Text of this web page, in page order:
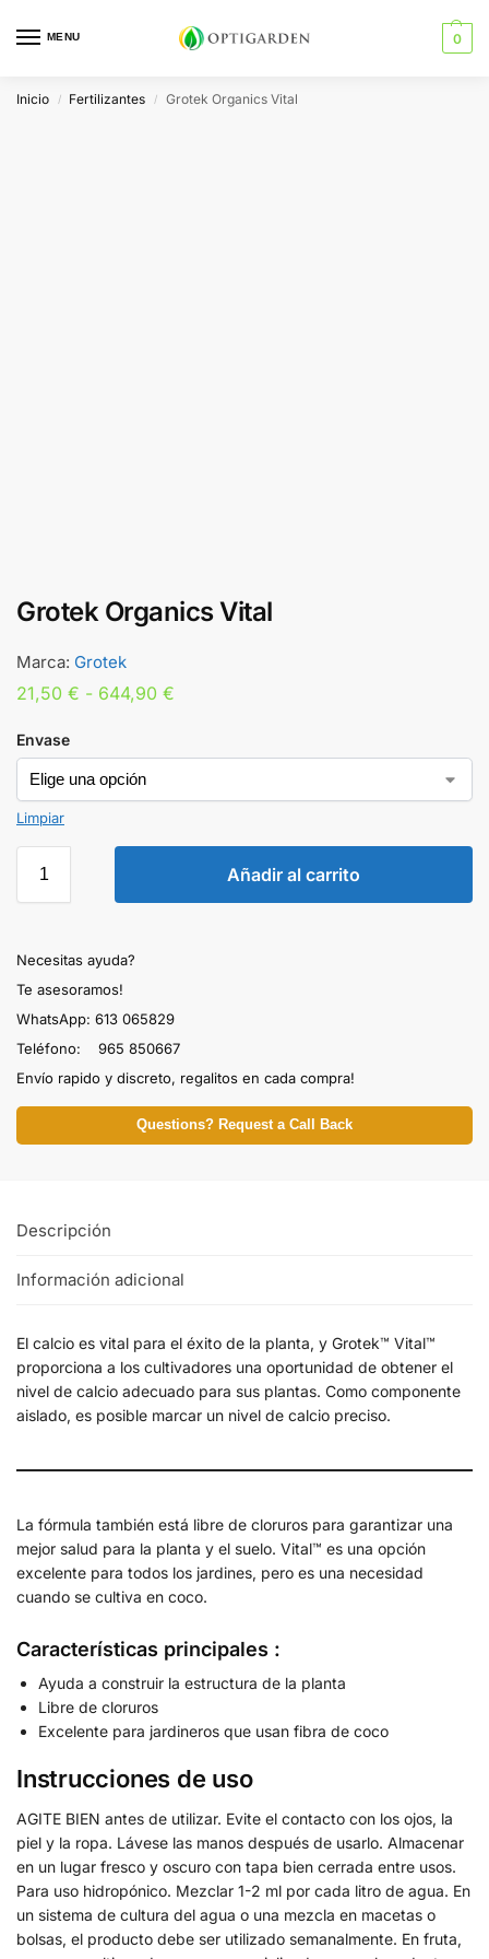
MENU 0
Inicio / Fertilizantes / Grotek Organics Vital
Grotek Organics Vital
Marca: Grotek
21,50 € - 644,90 €
Envase
Limpiar
Añadir al carrito
Necesitas ayuda?
Te asesoramos!
WhatsApp: 613 065829
Teléfono: 965 850667
Envío rapido y discreto, regalitos en cada compra!
Questions? Request a Call Back
Descripción
Información adicional
El calcio es vital para el éxito de la planta, y Grotek™ Vital™
proporciona a los cultivadores una oportunidad de obtener el
nivel de calcio adecuado para sus plantas. Como componente
aislado, es posible marcar un nivel de calcio preciso.
La fórmula también está libre de cloruros para garantizar una
mejor salud para la planta y el suelo. Vital™ es una opción
excelente para todos los jardines, pero es una necesidad
cuando se cultiva en coco.
Características principales :
Ayuda a construir la estructura de la planta
Libre de cloruros
Excelente para jardineros que usan fibra de coco
Instrucciones de uso
AGITE BIEN antes de utilizar. Evite el contacto con los ojos, la
piel y la ropa. Lávese las manos después de usarlo. Almacenar
en un lugar fresco y oscuro con tapa bien cerrada entre usos.
Para uso hidropónico. Mezclar 1-2 ml por cada litro de agua. En
un sistema de cultura del agua o una mezcla en macetas o
bolsas, el producto debe ser utilizado semanalmente. En fruta,